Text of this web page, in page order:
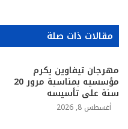
مقالات ذات صلة
مهرجان تيفاوين يكرم
مؤسسيه بمناسبة مرور 20
سنة على تأسيسه
أغسطس 8, 2026